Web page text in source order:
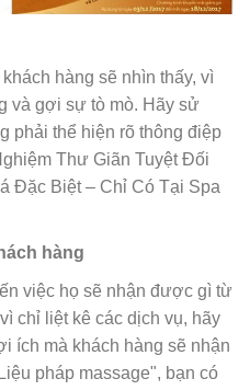
hàng sẽ nhìn thấy, vì
và gợi sự tò mò. Hãy sử
phải thể hiện rõ thông điệp
Thư Giãn Tuyệt Đối
Đặc Biệt – Chỉ Có Tại Spa
hàng
việc họ sẽ nhận được gì từ
chỉ liệt kê các dịch vụ, hãy
ích mà khách hàng sẽ nhận
pháp massage", bạn có